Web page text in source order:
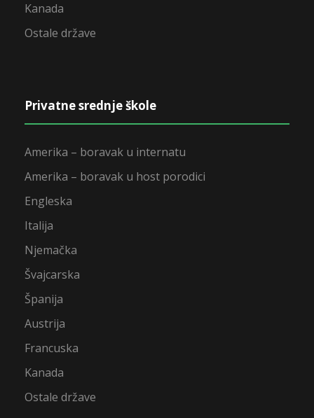
Kanada
Ostale države
Privatne srednje škole
Amerika – boravak u internatu
Amerika – boravak u host porodici
Engleska
Italija
Njemačka
Švajcarska
Španija
Austrija
Francuska
Kanada
Ostale države